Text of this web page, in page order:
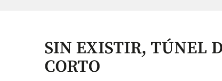
SIN EXISTIR, TÚNEL
CORTO